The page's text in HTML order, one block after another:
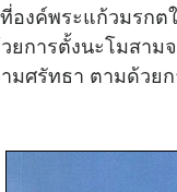
องค์พระแก้วมรก
ยการตั้งนะโมสา
มศรัทธา ตามด้วย